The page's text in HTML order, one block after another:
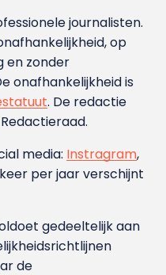
journalisten.
op
en zonder
onafhankelijkheid is
. De redactie
media: Instragram,
per jaar verschijnt
gedeeltelijk aan
de